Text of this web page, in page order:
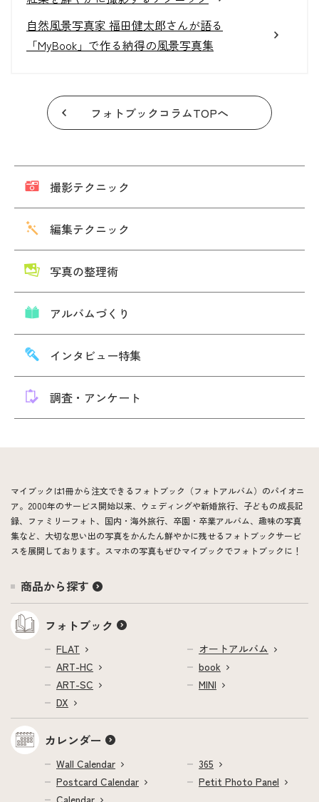
自然風景写真家 福田健太郎さんが語る
「MyBook」で作る納得の風景写真集
フォトブックコラムTOPへ
撮影テクニック
編集テクニック
写真の整理術
アルバムづくり
インタビュー特集
調査・アンケート
マイブックは1冊から注文できるフォトブック（フォトアルバム）のパイオニ
ア。2000年のサービス開始以来、ウェディングや新婚旅行、子どもの成長記
録、ファミリーフォト、国内・海外旅行、卒園・卒業アルバム、趣味の写真
集など、大切な思い出の写真をかんたん鮮やかに残せるフォトブックサービ
スを展開しております。スマホの写真もぜひマイブックでフォトブックに！
商品から探す
フォトブック
FLAT
ART-HC
ART-SC
DX
オートアルバム
book
MINI
カレンダー
Wall Calendar
Postcard Calendar
Calendar
365
Petit Photo Panel